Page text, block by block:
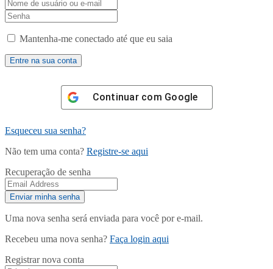
Mantenha-me conectado até que eu saia
Continuar com Google
Esqueceu sua senha?
Não tem uma conta? Registre-se aqui
Recuperação de senha
Uma nova senha será enviada para você por e-mail.
Recebeu uma nova senha? Faça login aqui
Registrar nova conta